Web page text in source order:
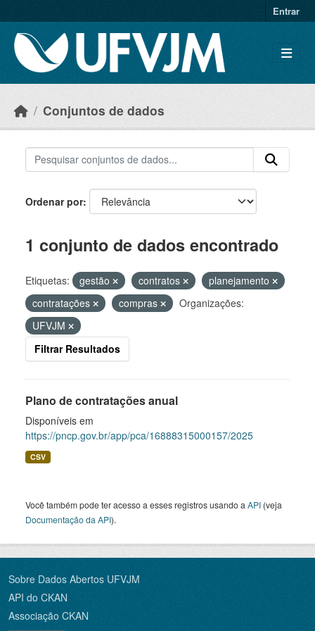
Entrar
Conjuntos de dados
Ordenar por
1 conjunto de dados encontrado
Etiquetas: gestão contratos
planejamento
contratações
compras
Organizações:
UFVJM
Filtrar Resultados
Plano de contratações anual
Disponíveis em
https://pncp.gov.br/app/pca/16888315000157/2025
CSV
Você também pode ter acesso a esses registros usando a API (veja
Documentação da API).
Sobre Dados Abertos UFVJM
API do CKAN
Associação CKAN